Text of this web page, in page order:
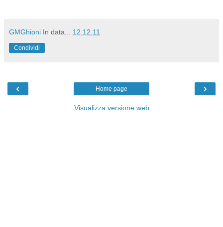
GMGhioni In data... 12.12.11
Condividi
‹ ›
Home page
Visualizza versione web